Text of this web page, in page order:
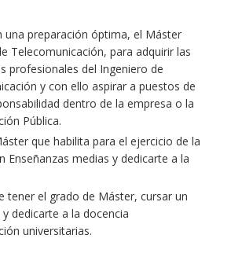
una preparación óptima, el Máster
Telecomunicación, para adquirir las
profesionales del Ingeniero de
y con ello aspirar a puestos de
dentro de la empresa o la
Pública.
que habilita para el ejercicio de la
Enseñanzas medias y dedicarte a la
tener el grado de Máster, cursar un
dedicarte a la docencia
universitarias.